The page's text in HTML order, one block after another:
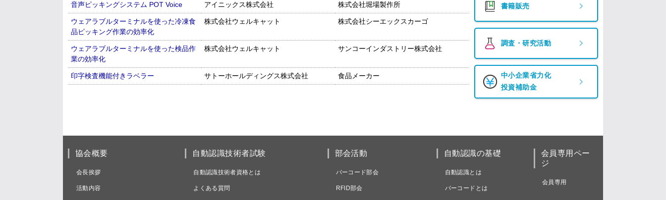
音声ピッキングシステム POT Voice アイニックス株式会社 株式会社堀場製作所
ウェアラブルターミナルを使った冷凍食
品ピッキング作業の効率化
株式会社ウェルキャット 株式会社シーエックスカーゴ
ウェアラブルターミナルを使った検品作
業の効率化
株式会社ウェルキャット サンコーインダストリー株式会社
印字検査機能付きラベラー サトーホールディングス株式会社 食品メーカー
書籍販売
調査・研究活動
中小企業省力化
投資補助金
協会概要
会長挨拶
活動内容
自動認識技術者試験
自動認識技術者資格とは
よくある質問
部会活動
バーコード部会
RFID部会
自動認識の基礎
自動認識とは
バーコードとは
会員専用ペー
ジ
会員専用